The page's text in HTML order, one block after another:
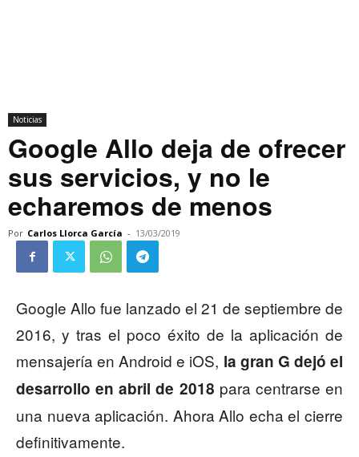
Noticias
Google Allo deja de ofrecer
sus servicios, y no le
echaremos de menos
Por Carlos Llorca García - 13/03/2019
Google Allo fue lanzado el 21 de septiembre de
2016, y tras el poco éxito de la aplicación de
mensajería en Android e iOS, la gran G dejó el
desarrollo en abril de 2018 para centrarse en
una nueva aplicación. Ahora Allo echa el cierre
definitivamente.